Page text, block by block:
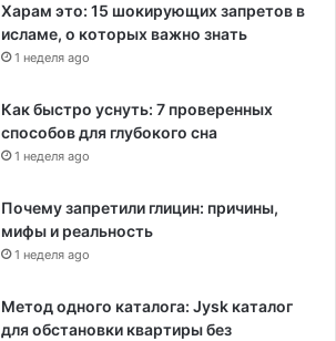
Харам это: 15 шокирующих запретов в
исламе, о которых важно знать
1 неделя ago
Как быстро уснуть: 7 проверенных
способов для глубокого сна
1 неделя ago
Почему запретили глицин: причины,
мифы и реальность
1 неделя ago
Метод одного каталога: Jysk каталог
для обстановки квартиры без